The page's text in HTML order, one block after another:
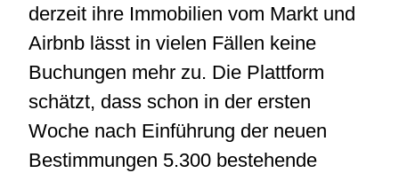
derzeit ihre Immobilien vom Markt und
Airbnb lässt in vielen Fällen keine
Buchungen mehr zu. Die Plattform
schätzt, dass schon in der ersten
Woche nach Einführung der neuen
Bestimmungen 5.300 bestehende